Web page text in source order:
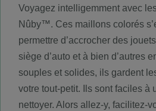
Voyagez intelligemment avec
Nûby™. Ces maillons colorés
permettre d’accrocher des
siège d’auto et à bien d’autres
souples et solides, ils gardent
votre tout-petit. Ils sont faciles à
nettoyer. Alors allez-y, facilitez-